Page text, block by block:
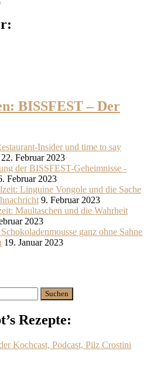
BISSFEST – Der
Insider und time to say
22. Februar 2023
der BISSFEST-Geheimnisse -
Februar 2023
Linguine Vongole und die Sache
9. Februar 2023
Maultaschen und die Wahrheit
2023
ganz ohne Sahne
19. Januar 2023
Rezepte: